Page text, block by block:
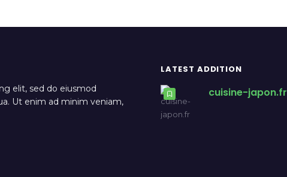
elit, sed do eiusmod
Ut enim ad minim veniam,
LATEST ADDITION
cuisine-japon.fr